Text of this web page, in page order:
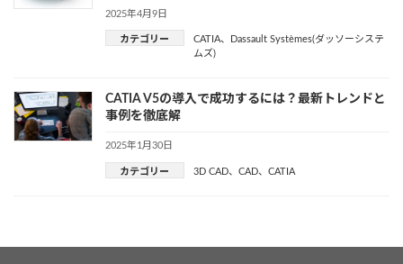
2025年4月9日
カテゴリー CATIA、
Dassault Systèmes(ダッソーシステ
ムズ)
CATIA V5の導入で成功するには？最新トレンドと
事例を徹底解
2025年1月30日
カテゴリー 3D CAD、 CAD、 CATIA